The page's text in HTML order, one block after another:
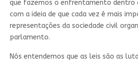
que fazemos o enfrentamento dentro
com a ideia de que cada vez é mais
representações da sociedade civil
parlamento.
Nós entendemos que as leis são as